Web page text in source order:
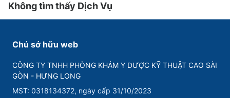
Không tìm thấy Dịch Vụ
Chủ sở hữu web
CÔNG TY TNHH PHÒNG KHÁM Y DƯỢC KỸ THUẬT CAO SÀI
GÒN - HƯNG LONG
MST: 0318134372, ngày cấp 31/10/2023